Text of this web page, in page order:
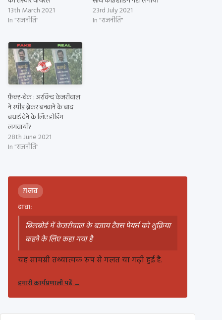
13th March 2021
In "राजनीति"
23rd July 2021
In "राजनीति"
फ़ैक्ट-चेक : अरविन्द केजरीवाल
ने स्पीड ब्रेकर बनवाने के बाद
बधाई देने के लिए होर्डिंग
लगवायीं?
28th June 2021
In "राजनीति"
ग़लत
दावा:
बिलबोर्ड में केजरीवाल के बजाय टैक्स पेयर्स को शुक्रिया
कहने के लिए कहा गया है
यह सामग्री तथ्यात्मक रूप से गलत या गढ़ी हुई है.
हमारी कार्यप्रणाली पढ़ें→